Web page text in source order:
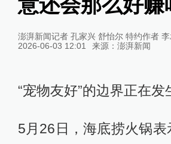
意还会那么好赚
澎湃新闻记者 孔家兴 舒怡尔 特约作者
2026-06-03 12:01
来源： 澎湃新闻
“宠物友好”的边界正在发
5月26日，海底捞火锅表